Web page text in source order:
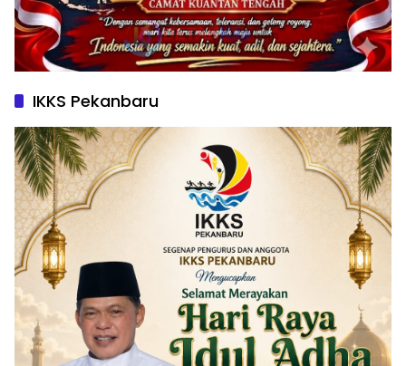
IKKS Pekanbaru